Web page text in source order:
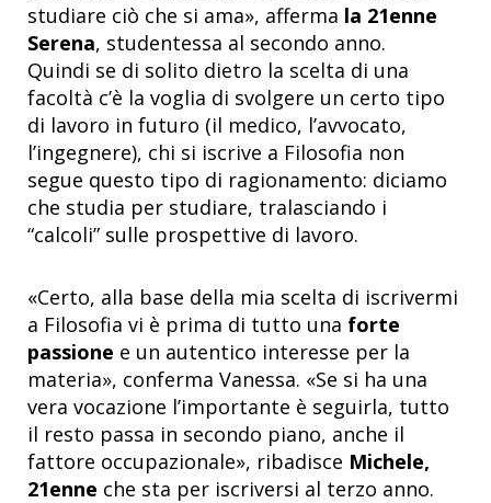
studiare ciò che si ama», afferma la 21enne
Serena, studentessa al secondo anno.
Quindi se di solito dietro la scelta di una
facoltà c’è la voglia di svolgere un certo tipo
di lavoro in futuro (il medico, l’avvocato,
l’ingegnere), chi si iscrive a Filosofia non
segue questo tipo di ragionamento: diciamo
che studia per studiare, tralasciando i
“calcoli” sulle prospettive di lavoro.
«Certo, alla base della mia scelta di iscrivermi
a Filosofia vi è prima di tutto una forte
passione e un autentico interesse per la
materia», conferma Vanessa. «Se si ha una
vera vocazione l’importante è seguirla, tutto
il resto passa in secondo piano, anche il
fattore occupazionale», ribadisce Michele,
21enne che sta per iscriversi al terzo anno.